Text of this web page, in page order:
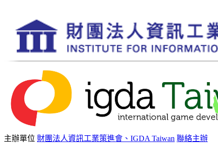
主辦單位 財團法人資訊工業策進會、IGDA Taiwan 聯絡主辦